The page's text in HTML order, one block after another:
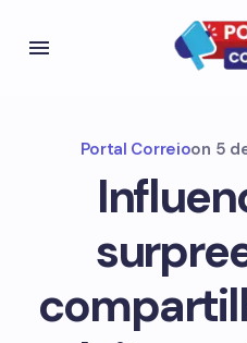
Portal Correioon 5